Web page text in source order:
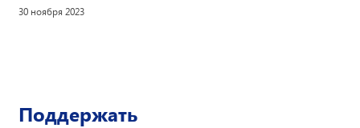
30 ноября 2023
Поддержать